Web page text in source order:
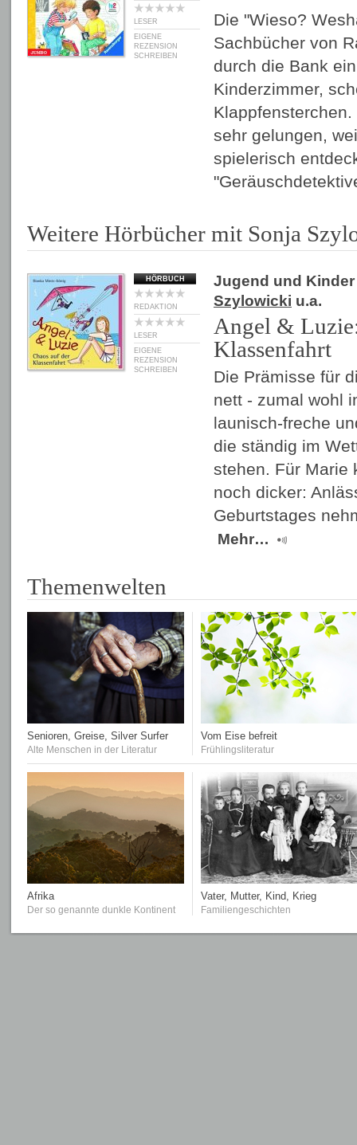
LESER
EIGENE
REZENSION
SCHREIBEN
Die "Wieso?
Sachbücher von
durch die Bank
Kinderzimmer,
sehr gelungen,
spielerisch
Weitere Hörbücher mit Sonja
HÖRBUCH
REDAKTION
LESER
EIGENE
REZENSION
SCHREIBEN
Jugend und Kinder
Szylowicki u.a.
Angel &
Klassenfahrt
Die Prämisse für
nett - zumal wohl
launisch-freche
die ständig im
stehen. Für Marie
noch dicker:
Geburtstages
Mehr…
Themenwelten
Senioren, Greise, Silver Surfer
Alte Menschen in der Literatur
Vom Eise befreit
Frühlingsliteratur
Afrika
Der so genannte dunkle Kontinent
Vater, Mutter, Kind, Krieg
Familiengeschichten